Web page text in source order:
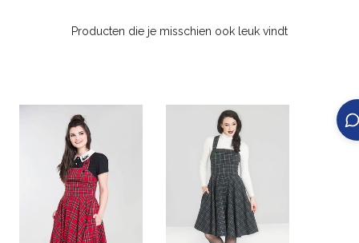
Producten die je misschien ook leuk vindt